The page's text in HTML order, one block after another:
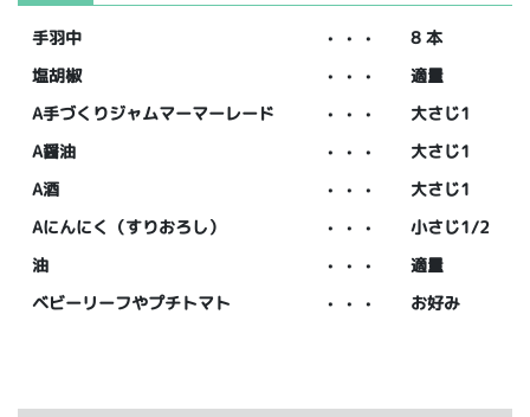
手羽中 ・・・
8 本
塩胡椒
・・・
適量
A手づくりジャムマーマーレード
・・・
大さじ1
A醤油
・・・
大さじ1
A酒
・・・
大さじ1
Aにんにく（すりおろし）
・・・
小さじ1/2
油
・・・
適量
ベビーリーフやプチトマト
・・・ お好み